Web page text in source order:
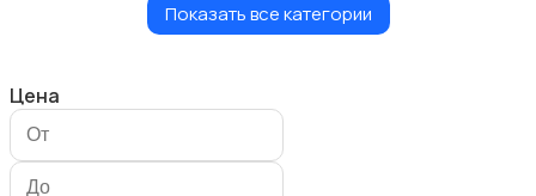
Показать все категории
Цена